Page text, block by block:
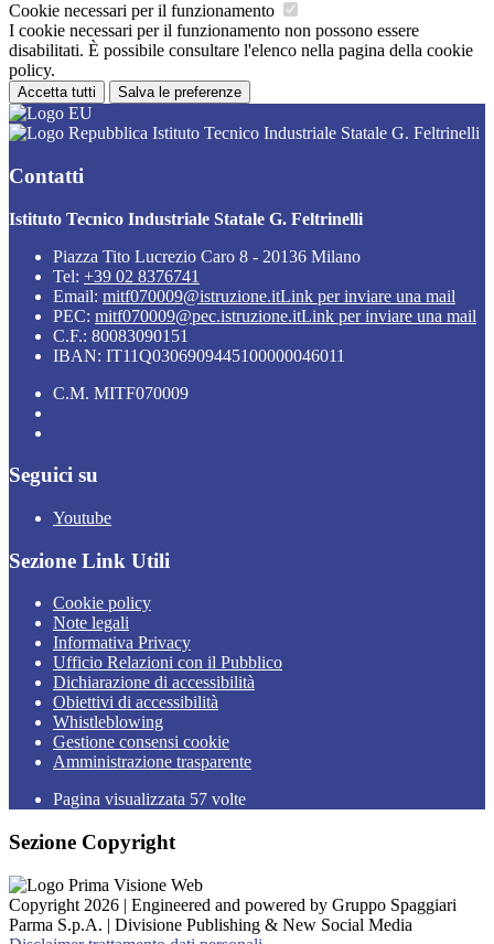
Cookie necessari per il funzionamento
I cookie necessari per il funzionamento non possono essere
disabilitati. È possibile consultare l'elenco nella pagina della cookie
policy.
Accetta tutti Salva le preferenze
Istituto Tecnico Industriale Statale G. Feltrinelli
Contatti
Istituto Tecnico Industriale Statale G. Feltrinelli
Piazza Tito Lucrezio Caro 8 - 20136 Milano
Tel: +39 02 8376741
Email: mitf070009@istruzione.itLink per inviare una mail
PEC: mitf070009@pec.istruzione.itLink per inviare una mail
C.F.: 80083090151
IBAN: IT11Q0306909445100000046011
C.M. MITF070009
Seguici su
Youtube
Sezione Link Utili
Cookie policy
Note legali
Informativa Privacy
Ufficio Relazioni con il Pubblico
Dichiarazione di accessibilità
Obiettivi di accessibilità
Whistleblowing
Gestione consensi cookie
Amministrazione trasparente
Pagina visualizzata 57 volte
Sezione Copyright
Copyright 2026 | Engineered and powered by Gruppo Spaggiari
Parma S.p.A. | Divisione Publishing & New Social Media